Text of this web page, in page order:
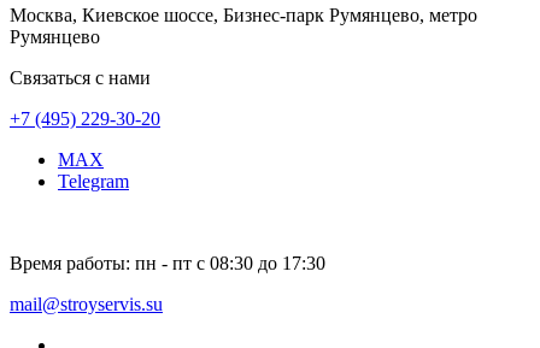
Москва, Киевское шоссе, Бизнес-парк Румянцево, метро
Румянцево
Связаться с нами
+7 (495) 229-30-20
MAX
Telegram
Время работы: пн - пт с 08:30 до 17:30
mail@stroyservis.su